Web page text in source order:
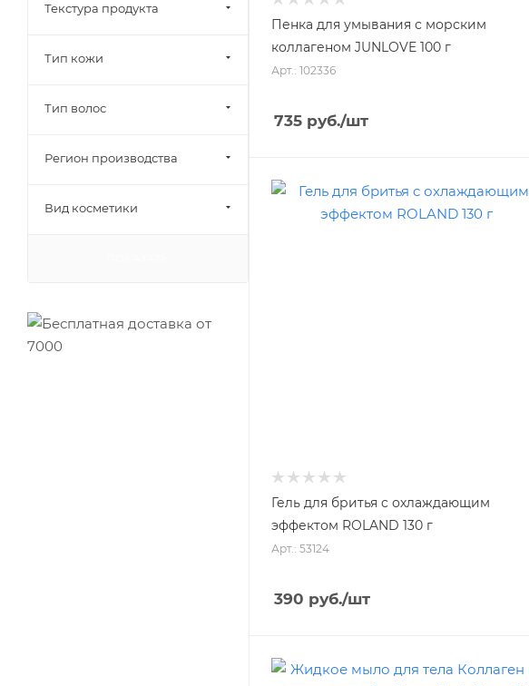
Пенка для умывания с морским
коллагеном JUNLOVE 100 г
Арт.: 102336
735 руб./шт
Гель для бритья c охлаждающим
эффектом ROLAND 130 г
Арт.: 53124
390 руб./шт
Текстура продукта
Тип кожи
Тип волос
Регион производства
Вид косметики